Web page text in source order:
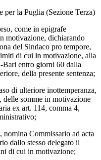
la Puglia (Sezione Terza)
come in epigrafe
motivazione, dichiarando
del Sindaco pro tempore,
di cui in motivazione, alla
Bari entro giorni 60 dalla
della presente sentenza;
di ulteriore inottemperanza,
delle somme in motivazione
ex art. 114, comma 4,
Commissario ad acta
dallo stesso delegato il
di cui in motivazione;